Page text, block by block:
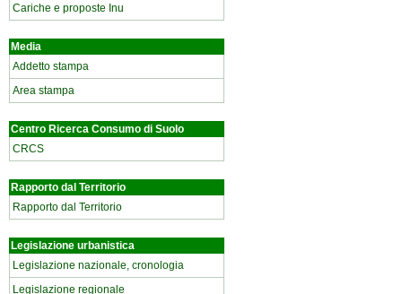
Cariche e proposte Inu
Media
Addetto stampa
Area stampa
Centro Ricerca Consumo di Suolo
CRCS
Rapporto dal Territorio
Rapporto dal Territorio
Legislazione urbanistica
Legislazione nazionale, cronologia
Legislazione regionale